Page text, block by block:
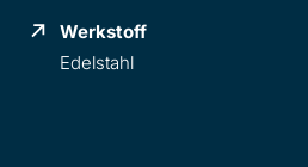
Werkstoff
Edelstahl